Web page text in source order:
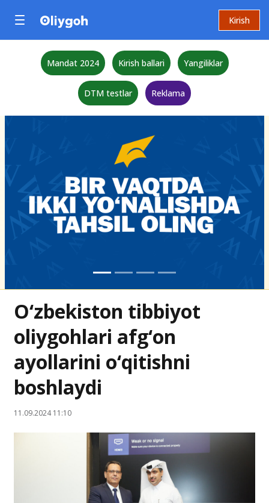
Kirish
Mandat 2024 Kirish ballari Yangiliklar
DTM testlar Reklama
O‘zbekiston tibbiyot
oliygohlari afg‘on
ayollarini o‘qitishni
boshlaydi
11.09.2024 11:10